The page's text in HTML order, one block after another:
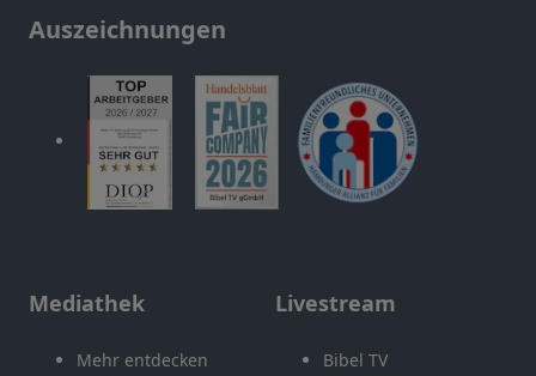
Auszeichnungen
Mediathek
Mehr entdecken
Livestream
Bibel TV